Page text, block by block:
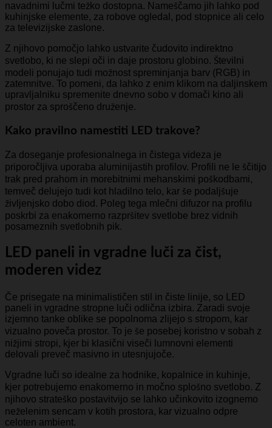
navadnimi lučmi težko dostopna. Nameščamo jih lahko pod
kuhinjske elemente, za robove ogledal, pod stopnice ali celo
za televizijske zaslone.
Z njihovo pomočjo lahko ustvarite čudovito indirektno
svetlobo, ki ne slepi oči in daje prostoru globino. Številni
modeli ponujajo tudi možnost spreminjanja barv (RGB) in
zatemnitve. To pomeni, da lahko z enim klikom na daljinskem
upravljalniku spremenite dnevno sobo v domači kino ali
prostor za sproščeno druženje.
Kako pravilno namestiti LED trakove?
Za doseganje profesionalnega in čistega videza je
priporočljiva uporaba aluminijastih profilov. Profili ne le ščitijo
trak pred prahom in morebitnimi mehanskimi poškodbami,
temveč delujejo tudi kot hladilno telo, kar še podaljšuje
življenjsko dobo diod. Poleg tega mlečni difuzor na profilu
poskrbi za enakomerno razpršitev svetlobe brez vidnih
posameznih svetlobnih pik.
LED paneli in vgradne luči za čist,
moderen videz
Če prisegate na minimalističen stil in čiste linije, so LED
paneli in vgradne stropne luči odlična izbira. Zaradi svoje
izjemno tanke oblike se popolnoma zlijejo s stropom, kar
vizualno poveča prostor. To je še posebej koristno v sobah z
nižjimi stropi, kjer bi klasični viseči lumnovni elementi
delovali preveč masivno in utesnjujoče.
Vgradne luči so idealne za hodnike, kopalnice in kuhinje,
kjer potrebujemo enakomerno in močno splošno svetlobo. Z
njihovo strateško postavitvijo se lahko učinkovito izognemo
neželenim sencam v kotih prostora, kar vizualno odpre
celoten ambient.